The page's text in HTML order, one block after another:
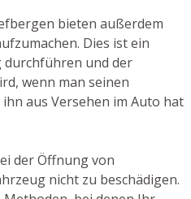
bieten außerdem
Dies ist ein
durchführen und der
wenn man seinen
aus Versehen im Auto hat
der Öffnung von
nicht zu beschädigen.